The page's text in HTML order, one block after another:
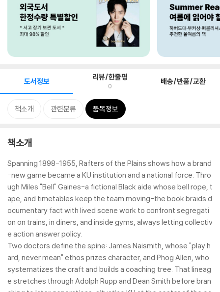
도서정보 리뷰/한줄평
0 배송/반품/교환
책소개 관련분류 품목정보
책소개
Spanning 1898-1955, Rafters of the Plains shows how a brand
-new game became a KU institution and a national force. Thro
ugh Miles "Bell" Gaines-a fictional Black aide whose bell rope, t
ape, and timetables keep the team moving-the book braids d
ocumentary fact with lived scene work to confront segregati
on on trains, in diners, and inside gyms, always letting collectiv
e action answer policy.
Two doctors define the spine: James Naismith, whose "play h
ard, never mean" ethos prizes character, and Phog Allen, who
systematizes the craft and builds a coaching tree. That lineag
e stretches through Adolph Rupp and Dean Smith before bran